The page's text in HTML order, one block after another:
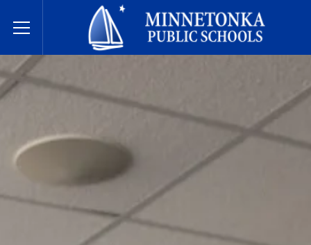
Toggle Menu
Escuelas Públicas de Minnetonka